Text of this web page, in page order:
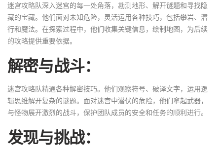
迷宫攻略队深入迷宫的每一处角落，勘测地形、解开谜题和寻找隐
藏的宝藏。他们面对未知危险，灵活运用各种技巧，包括攀岩、潜
行和魔法。在探索过程中，他们收集关键信息，绘制地图，为后续
的攻略提供重要依据。
解密与战斗：
迷宫攻略队精通各种解密技巧。他们观察符号、破译文字，运用逻
辑思维解开复杂的谜题。面对迷宫中潜伏的危险，他们拿起武器，
与怪物展开激烈的战斗，保护团队成员的安全和任务的顺利进行。
发现与挑战：